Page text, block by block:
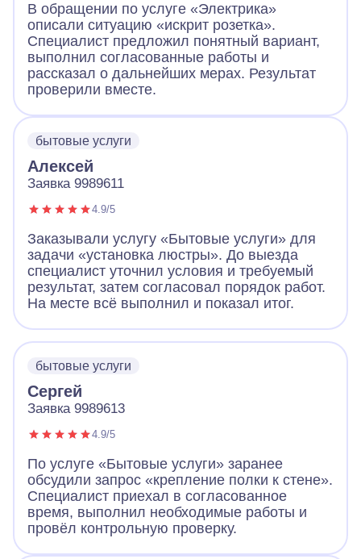
В обращении по услуге «Электрика»
описали ситуацию «искрит розетка».
Специалист предложил понятный вариант,
выполнил согласованные работы и
рассказал о дальнейших мерах. Результат
проверили вместе.
бытовые услуги
Алексей
Заявка 9989611
4.9/5
Заказывали услугу «Бытовые услуги» для
задачи «установка люстры». До выезда
специалист уточнил условия и требуемый
результат, затем согласовал порядок работ.
На месте всё выполнил и показал итог.
бытовые услуги
Сергей
Заявка 9989613
4.9/5
По услуге «Бытовые услуги» заранее
обсудили запрос «крепление полки к стене».
Специалист приехал в согласованное
время, выполнил необходимые работы и
провёл контрольную проверку.